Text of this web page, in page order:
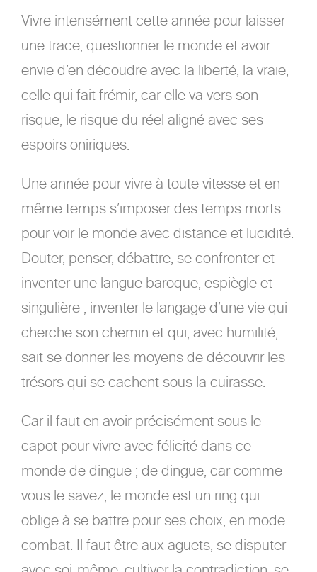
Vivre intensément cette année pour laisser
une trace, questionner le monde et avoir
envie d’en découdre avec la liberté, la vraie,
celle qui fait frémir, car elle va vers son
risque, le risque du réel aligné avec ses
espoirs oniriques.
Une année pour vivre à toute vitesse et en
même temps s’imposer des temps morts
pour voir le monde avec distance et lucidité.
Douter, penser, débattre, se confronter et
inventer une langue baroque, espiègle et
singulière ; inventer le langage d’une vie qui
cherche son chemin et qui, avec humilité,
sait se donner les moyens de découvrir les
trésors qui se cachent sous la cuirasse.
Car il faut en avoir précisément sous le
capot pour vivre avec félicité dans ce
monde de dingue ; de dingue, car comme
vous le savez, le monde est un ring qui
oblige à se battre pour ses choix, en mode
combat. Il faut être aux aguets, se disputer